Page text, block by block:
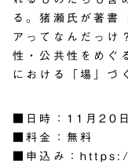
る。猪瀬氏が著書
アってなんだっけ
性・公共性をめぐ
における「場」づ
■日時：11月20
■料金：無料
■申込み：